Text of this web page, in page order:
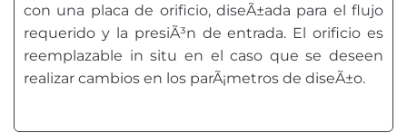
con una placa de orificio, diseÃ±ada para el flujo
requerido y la presiÃ³n de entrada. El orificio es
reemplazable in situ en el caso que se deseen
realizar cambios en los parÃ¡metros de diseÃ±o.